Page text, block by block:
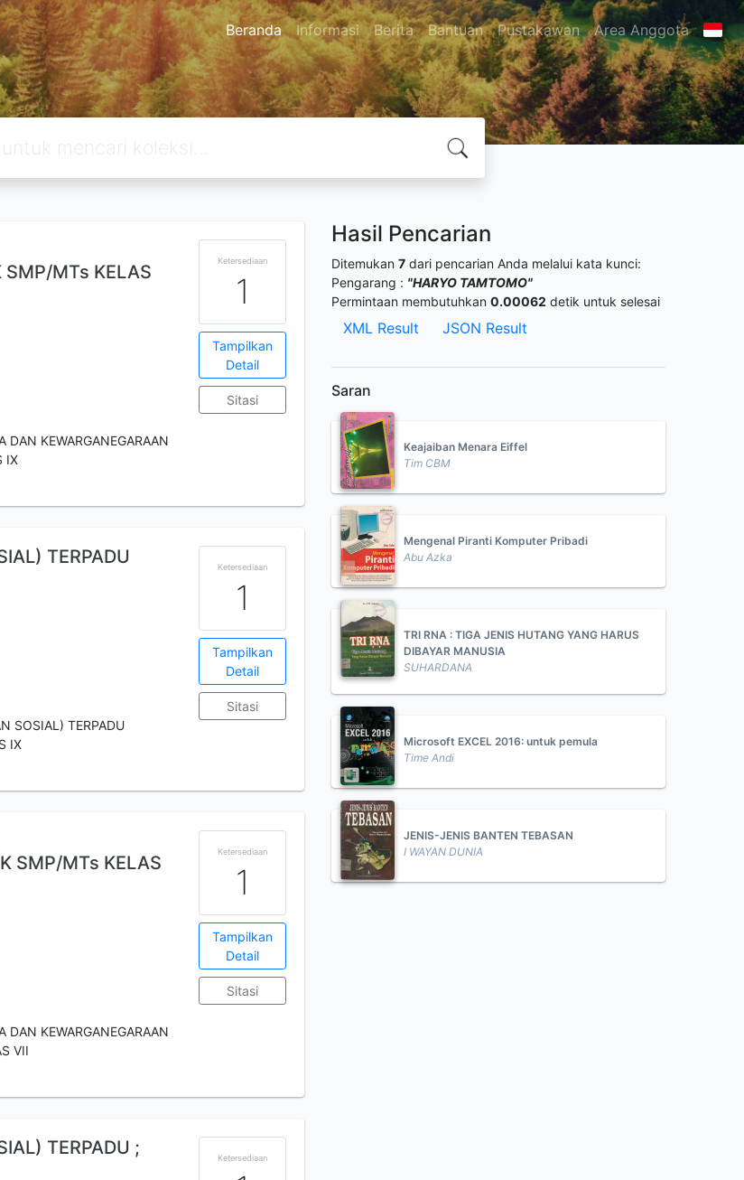
Beranda Informasi Berita Bantuan Pustakawan Area Anggota
SMP/MTs KELAS
DAN KEWARGANEGARAAN
IX
Ketersediaan
1
Tampilkan
Detail
Sitasi
TERPADU
SOSIAL) TERPADU
IX
Ketersediaan
1
Tampilkan
Detail
Sitasi
SMP/MTs KELAS
DAN KEWARGANEGARAAN
VII
Ketersediaan
1
Tampilkan
Detail
Sitasi
TERPADU ;
Ketersediaan
Hasil Pencarian
Ditemukan 7 dari pencarian Anda melalui kata kunci:
Pengarang : "HARYO TAMTOMO"
Permintaan membutuhkan 0.00062 detik untuk selesai
XML Result JSON Result
Saran
Keajaiban Menara Eiffel
Tim CBM
Mengenal Piranti Komputer Pribadi
Abu Azka
TRI RNA : TIGA JENIS HUTANG YANG HARUS
DIBAYAR MANUSIA
SUHARDANA
Microsoft EXCEL 2016: untuk pemula
Time Andi
JENIS-JENIS BANTEN TEBASAN
I WAYAN DUNIA